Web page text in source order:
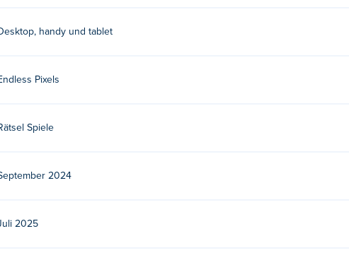
spielen?
auf Mobilgeräten wie Telefonen und Tablets gespielt werden.
handy und tablet
Pixels
Spiele
2024
2025